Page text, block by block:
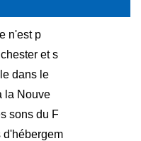
n'est p
et s
dans le
la Nouve
sons du F
d'hébergem